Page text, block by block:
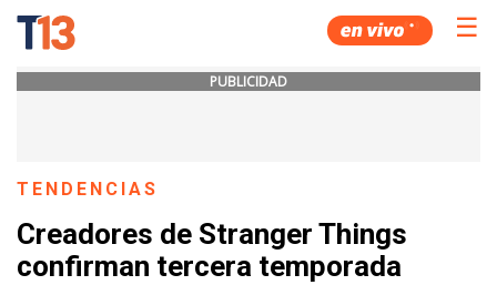
☰
PUBLICIDAD
TENDENCIAS
Creadores de Stranger Things
confirman tercera temporada